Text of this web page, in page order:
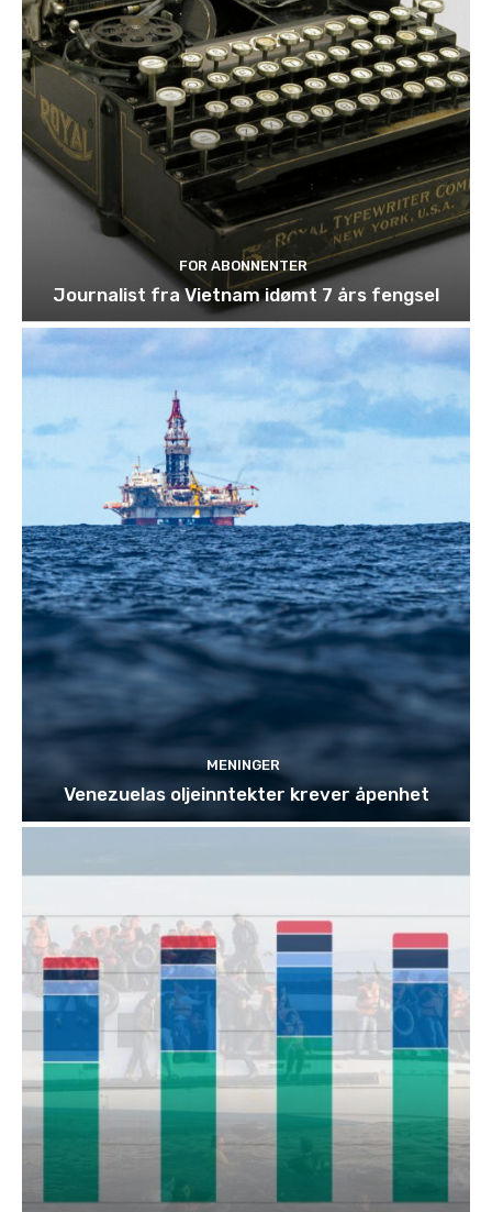
FOR ABONNENTER
Journalist fra Vietnam idømt 7 års fengsel
MENINGER
Venezuelas oljeinntekter krever åpenhet